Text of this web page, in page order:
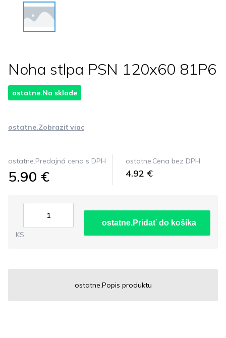
Noha stlpa PSN 120x60 81P6
ostatne.Na sklade
ostatne.Zobraziť viac
ostatne.Predajná cena s DPH
5.90 €
ostatne.Cena bez DPH
4.92 €
KS
ostatne.Pridať do košíka
ostatne.Popis produktu